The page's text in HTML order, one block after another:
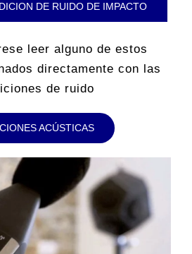
DE RUIDO DE IMPACTO
leer alguno de estos
directamente con las
de ruido
ACÚSTICAS